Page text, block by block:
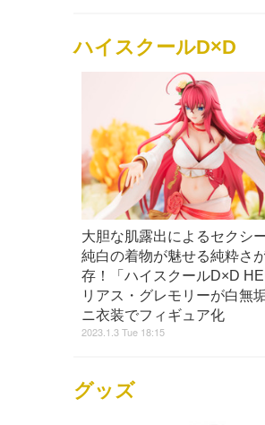
ハイスクールD×D
大胆な肌露出によるセクシ
純白の着物が魅せる純粋さ
存！「ハイスクールD×D
リアス・グレモリーが白無
ニ衣装でフィギュア化
2023.1.3 Tue 18:15
グッズ